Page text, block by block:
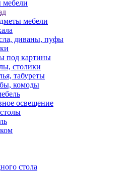
мебели
диваны, пуфы
под картины
столики
табуреты
комоды
освещение
стола